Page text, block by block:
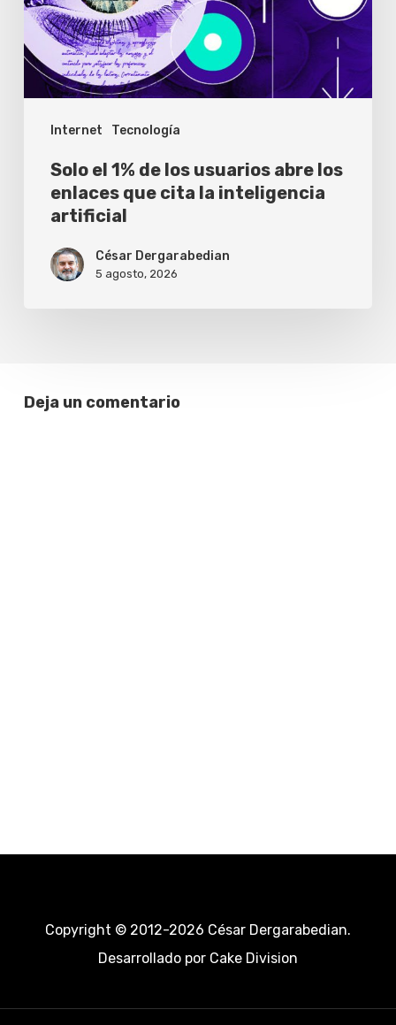
Internet Tecnología
usuarios
abre
los
enlaces
inteligencia
artificial
Solo el 1% de los usuarios abre los
enlaces que cita la inteligencia
artificial
César Dergarabedian
5 agosto, 2026
Deja un comentario
Copyright © 2012-2026 César Dergarabedian.
Desarrollado porCake Division